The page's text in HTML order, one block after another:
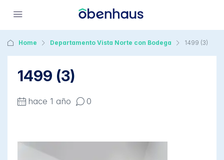
Home Departamento Vista Norte con Bodega 1499 (3)
1499 (3)
hace 1 año 0